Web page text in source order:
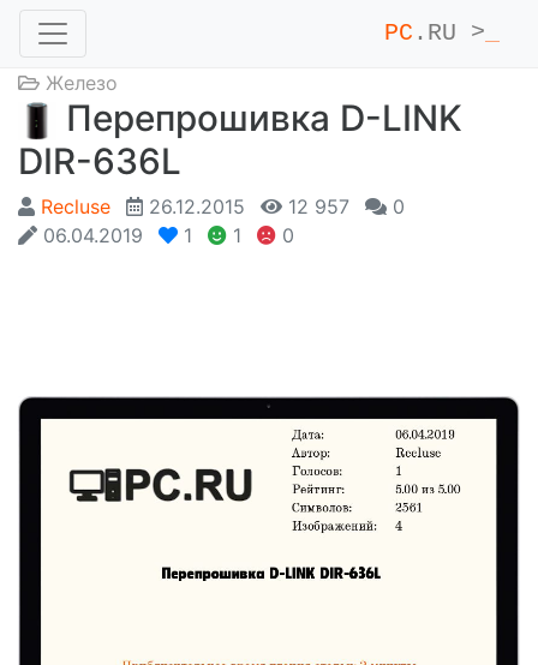
PC .RU >
Железо
Перепрошивка D-LINK
DIR-636L
Recluse 26.12.2015 12 957
0
06.04.2019
1 1 0